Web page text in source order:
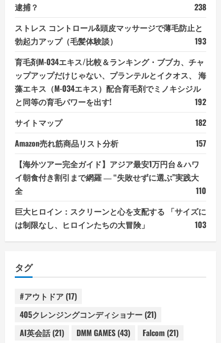
逮捕？
238
ストレス コントロール&頭皮マッサージで薄毛防止と
勃起力アップ（毛髪体験談）
193
育毛剤M-034エキス/比較＆ランキング・ブブカ、チャ
ップアップだけじゃない、プランテルとイクオス、 海
藻エキス（M-034エキス）配合育毛剤でミノキシジル
と同等の育毛パワーを出す!
192
サイトマップ
182
Amazon売れ筋商品リスト分析
157
【海外ツアー完全ガイド】アジア最安1万円台＆ハワ
イ朝食付き割引まで網羅 ― “失敗せずに選ぶ”実践大
全
110
巨大ヒロイン：スクリーンと心を支配する 「サイズに
は制限なし、ヒロインたちの大冒険」
103
タグ
#アウトドア (17)
405クレンジングコンディショナー (21)
AI英会話(21) DMM GAMES (43) Falcom (21)